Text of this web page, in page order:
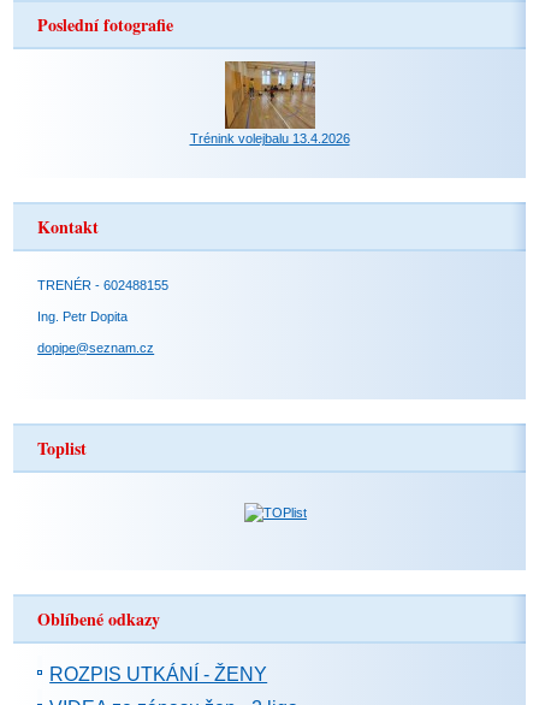
Poslední fotografie
Trénink volejbalu 13.4.2026
Kontakt
TRENÉR - 602488155
Ing. Petr Dopita
dopipe@seznam.cz
Toplist
Oblíbené odkazy
ROZPIS UTKÁNÍ - ŽENY